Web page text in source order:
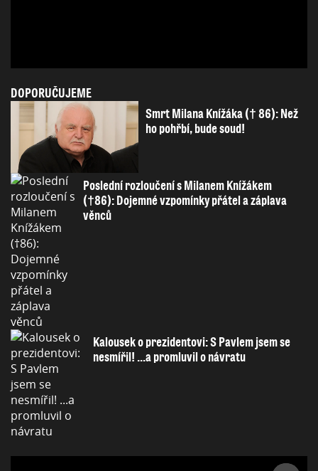
DOPORUČUJEME
Smrt Milana Knížáka († 86): Než
ho pohřbí, bude soud!
Poslední rozloučení s Milanem Knížákem
(†86): Dojemné vzpomínky přátel a záplava
věnců
Kalousek o prezidentovi: S Pavlem jsem se
nesmířil! ...a promluvil o návratu